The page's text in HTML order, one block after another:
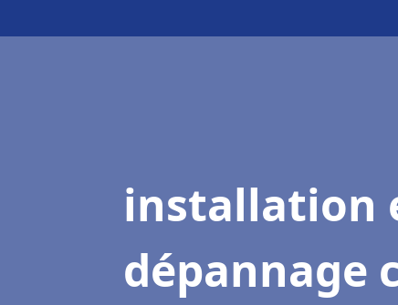
installation
dépannage